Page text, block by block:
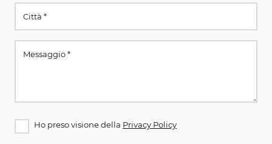
Ho preso visione della Privacy Policy